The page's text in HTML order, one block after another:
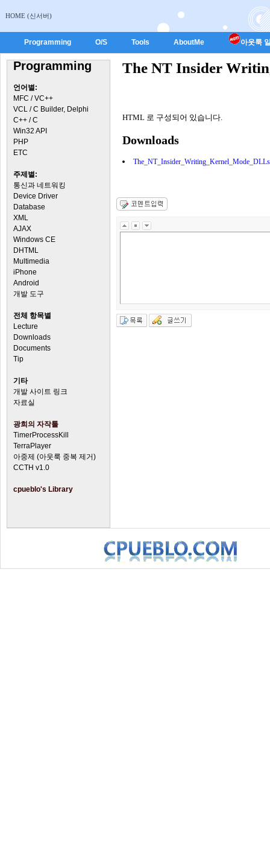
HOME (신서버)
Programming O/S Tools AboutMe 아웃룩
Programming
언어별:
MFC / VC++
VCL / C Builder, Delphi
C++ / C
Win32 API
PHP
ETC
주제별:
통신과 네트워킹
Device Driver
Database
XML
AJAX
Windows CE
DHTML
Multimedia
iPhone
Android
개발 도구
전체 항목별
Lecture
Downloads
Documents
Tip
기타
개발 사이트 링크
자료실
광희의 자작툴
TimerProcessKill
TerraPlayer
아중제 (아웃룩 중복 제거)
CCTH v1.0
cpueblo's Library
The NT Insider
HTML 로 구성되어 있습니다.
Downloads